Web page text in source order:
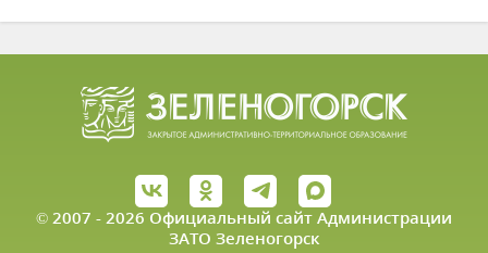
© 2007 - 2026 Официальный сайт Администрации
ЗАТО Зеленогорск